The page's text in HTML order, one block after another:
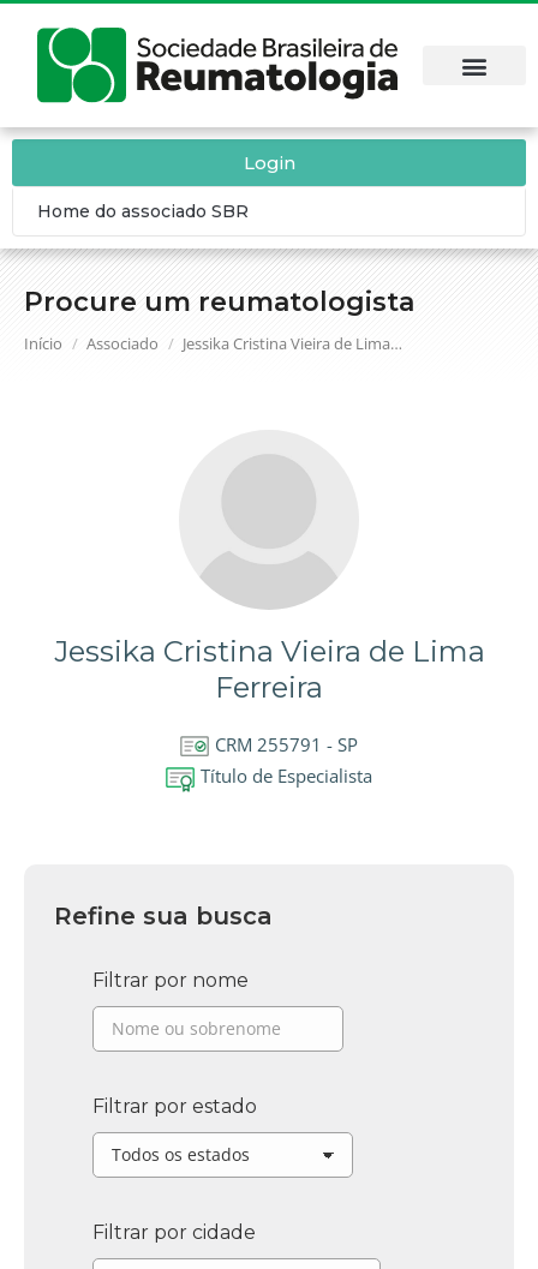
Procure um reumatologista
Você está aqui:
Início Associado Jessika Cristina Vieira de Lima…
Login
Home do associado SBR
Jessika Cristina Vieira de Lima
Ferreira
CRM 255791 - SP
Título de Especialista
Refine sua busca
Filtrar por nome
Filtrar por estado
Filtrar por cidade